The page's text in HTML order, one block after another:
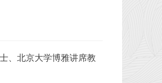
、北京大学博雅讲席教